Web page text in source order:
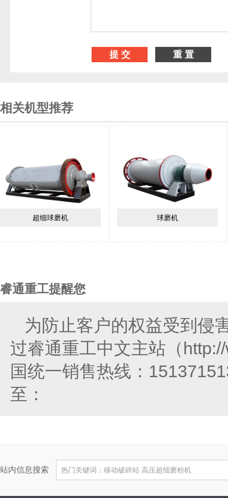
相关机型推荐
超细球磨机 球磨机
睿通重工提醒您
为防止客户的权益受到侵
过睿通重工中文主站（
国统一销售热线：
至：
站内信息搜索